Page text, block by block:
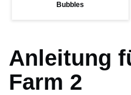
Bubbles
Anleitung
Farm 2